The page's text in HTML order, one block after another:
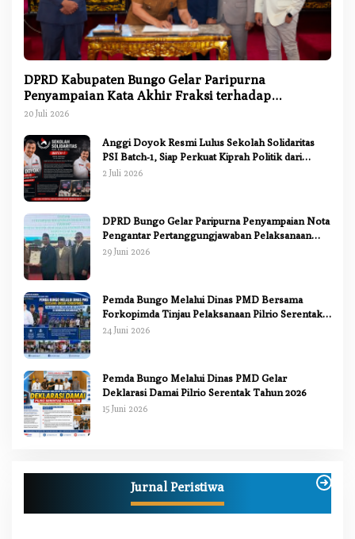
DPRD Kabupaten Bungo Gelar Paripurna
Penyampaian Kata Akhir Fraksi terhadap
Ranperda Pertanggungjawaban APBD 2025
20 Juli 2026
Anggi Doyok Resmi Lulus Sekolah Solidaritas
PSI Batch-1, Siap Perkuat Kiprah Politik dari
Daerah
2 Juli 2026
DPRD Bungo Gelar Paripurna Penyampaian Nota
Pengantar Pertanggungjawaban Pelaksanaan
APBD 2025
29 Juni 2026
Pemda Bungo Melalui Dinas PMD Bersama
Forkopimda Tinjau Pelaksanaan Pilrio Serentak
2026
24 Juni 2026
Pemda Bungo Melalui Dinas PMD Gelar
Deklarasi Damai Pilrio Serentak Tahun 2026
15 Juni 2026
Jurnal Peristiwa